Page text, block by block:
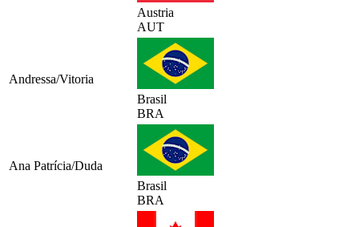
Austria
AUT
Andressa/Vitoria
Brasil
BRA
Ana Patrícia/Duda
Brasil
BRA